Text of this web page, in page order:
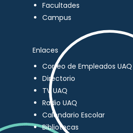
Facultades
Campus
Enlaces
Correo de Empleados UAQ
Directorio
TV UAQ
Radio UAQ
Calendario Escolar
Bibliotecas